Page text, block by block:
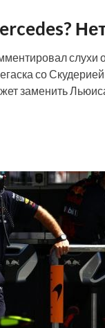
слухи
со
заменить